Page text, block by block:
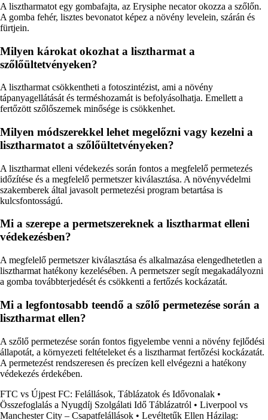
A lisztharmatot egy gombafajta, az Erysiphe necator okozza a szőlőn.
A gomba fehér, lisztes bevonatot képez a növény levelein, szárán és
fürtjein.
Milyen károkat okozhat a lisztharmat a
szőlőültetvényeken?
A lisztharmat csökkentheti a fotoszintézist, ami a növény
tápanyagellátását és terméshozamát is befolyásolhatja. Emellett a
fertőzött szőlőszemek minősége is csökkenhet.
Milyen módszerekkel lehet megelőzni vagy kezelni a
lisztharmatot a szőlőültetvényeken?
A lisztharmat elleni védekezés során fontos a megfelelő permetezés
időzítése és a megfelelő permetszer kiválasztása. A növényvédelmi
szakemberek által javasolt permetezési program betartása is
kulcsfontosságú.
Mi a szerepe a permetszereknek a lisztharmat elleni
védekezésben?
A megfelelő permetszer kiválasztása és alkalmazása elengedhetetlen a
lisztharmat hatékony kezelésében. A permetszer segít megakadályozni
a gomba továbbterjedését és csökkenti a fertőzés kockázatát.
Mi a legfontosabb teendő a szőlő permetezése során a
lisztharmat ellen?
A szőlő permetezése során fontos figyelembe venni a növény fejlődési
állapotát, a környezeti feltételeket és a lisztharmat fertőzési kockázatát.
A permetezést rendszeresen és precízen kell elvégezni a hatékony
védekezés érdekében.
FTC vs Újpest FC: Felállások, Táblázatok és Idővonalak •
Összefoglalás a Nyugdíj Szolgálati Idő Táblázatról • Liverpool vs
Manchester City – Csapatfelállások • Levéltetűk Ellen Házilag: